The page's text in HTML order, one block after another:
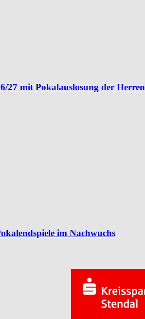
27 mit Pokalauslosung der Herren
im Nachwuchs